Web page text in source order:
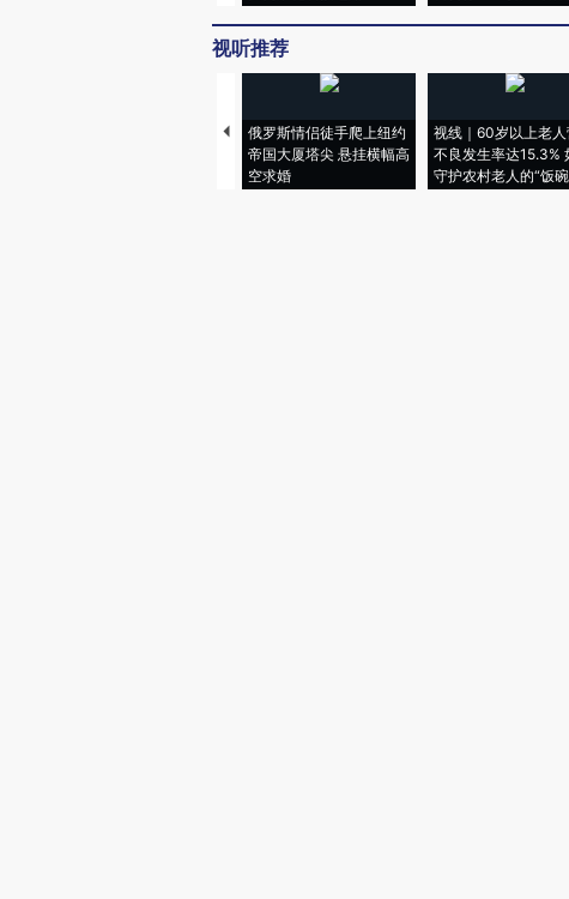
视听推荐
俄罗斯情侣徒手爬上纽约
帝国大厦塔尖 悬挂横幅高
空求婚
视线｜60岁以上老
不良发生率达15.3%
守护农村老人的“饭